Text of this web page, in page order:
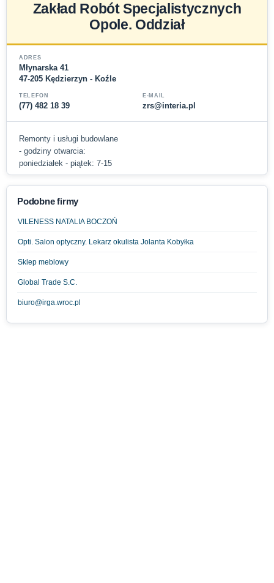
Zakład Robót Specjalistycznych
Opole. Oddział
ADRES
Młynarska 41
47-205 Kędzierzyn - Koźle
TELEFON
(77) 482 18 39
E-MAIL
zrs@interia.pl
Remonty i usługi budowlane
- godziny otwarcia:
poniedziałek - piątek: 7-15
Podobne firmy
VILENESS NATALIA BOCZOŃ
Opti. Salon optyczny. Lekarz okulista Jolanta Kobyłka
Sklep meblowy
Global Trade S.C.
biuro@irga.wroc.pl